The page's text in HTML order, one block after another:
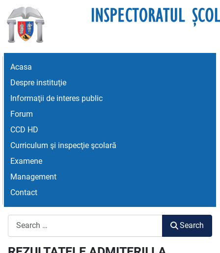
Acasa
Despre instituţie
Informaţii de interes public
Forum
CCD HD
Curriculum şi inspecţie şcolară
Examene
Management
Contact
Search